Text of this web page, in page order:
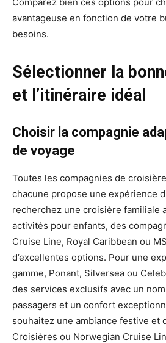
avantageuse en fonction de votre
besoins.
Sélectionner la
et l’itinéraire idéal
Choisir la compagnie
de voyage
Toutes les compagnies de
chacune propose une expérience
recherchez une croisière familiale
activités pour enfants, des
Cruise Line, Royal Caribbean ou
d’excellentes options. Pour une
gamme, Ponant, Silversea ou
des services exclusifs avec un
passagers et un confort
souhaitez une ambiance festive et
Croisières ou Norwegian Cruise